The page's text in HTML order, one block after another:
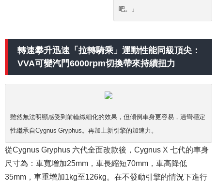
吧。」
轉速攀升迅速「拉轉騎乘」運動性能同級頂尖：
VVA可變汽門6000rpm切換帶來持續扭力
雖然無法明顯感受到前輪纖細化的效果，但傾倒車身更容易，過彎穩定
性繼承自Cygnus Gryphus。再加上新引擎的加速力。
從Cygnus Gryphus 六代全面改款後，Cygnus X 七代的車身
尺寸為：車寬增加25mm，車長縮短70mm，車高降低
35mm，車重增加1kg至126kg。在不發動引擎的情況下進行